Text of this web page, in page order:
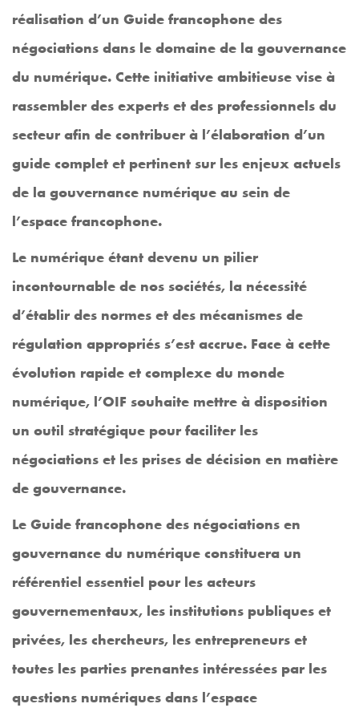
réalisation d’un Guide francophone des
négociations dans le domaine de la gouvernance
du numérique. Cette initiative ambitieuse vise à
rassembler des experts et des professionnels du
secteur afin de contribuer à l’élaboration d’un
guide complet et pertinent sur les enjeux actuels
de la gouvernance numérique au sein de
l’espace francophone.
Le numérique étant devenu un pilier
incontournable de nos sociétés, la nécessité
d’établir des normes et des mécanismes de
régulation appropriés s’est accrue. Face à cette
évolution rapide et complexe du monde
numérique, l’OIF souhaite mettre à disposition
un outil stratégique pour faciliter les
négociations et les prises de décision en matière
de gouvernance.
Le Guide francophone des négociations en
gouvernance du numérique constituera un
référentiel essentiel pour les acteurs
gouvernementaux, les institutions publiques et
privées, les chercheurs, les entrepreneurs et
toutes les parties prenantes intéressées par les
questions numériques dans l’espace